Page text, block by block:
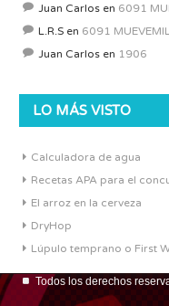
Juan Carlos en 6091
L.R.S en 6091 MUEVEMIL
Juan Carlos en 1906
LO MÁS VISTO
Calculadora de agua
Recetas APA para el
El arroz en la cerveza
DryHop
Lúpulo temprano o First
Todos los derechos